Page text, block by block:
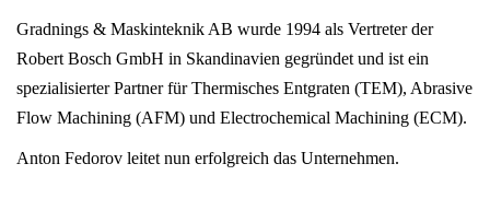
Gradnings & Maskinteknik AB wurde 1994 als Vertreter der
Robert Bosch GmbH in Skandinavien gegründet und ist ein
spezialisierter Partner für Thermisches Entgraten (TEM), Abrasive
Flow Machining (AFM) und Electrochemical Machining (ECM).
Anton Fedorov leitet nun erfolgreich das Unternehmen.